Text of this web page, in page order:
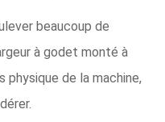
beaucoup de
à godet monté à
de la machine,